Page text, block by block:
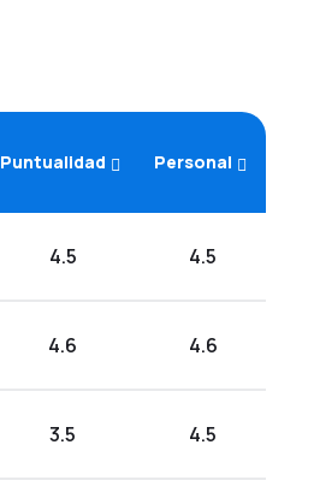
Puntualidad Personal
4.5 4.5
4.6 4.6
3.5 4.5